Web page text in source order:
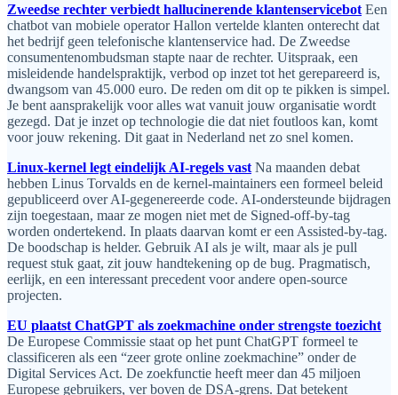
Zweedse rechter verbiedt hallucinerende klantenservicebot Een
chatbot van mobiele operator Hallon vertelde klanten onterecht dat
het bedrijf geen telefonische klantenservice had. De Zweedse
consumentenombudsman stapte naar de rechter. Uitspraak, een
misleidende handelspraktijk, verbod op inzet tot het gerepareerd is,
dwangsom van 45.000 euro. De reden om dit op te pikken is simpel.
Je bent aansprakelijk voor alles wat vanuit jouw organisatie wordt
gezegd. Dat je inzet op technologie die dat niet foutloos kan, komt
voor jouw rekening. Dit gaat in Nederland net zo snel komen.
Linux-kernel legt eindelijk AI-regels vast Na maanden debat
hebben Linus Torvalds en de kernel-maintainers een formeel beleid
gepubliceerd over AI-gegenereerde code. AI-ondersteunde bijdragen
zijn toegestaan, maar ze mogen niet met de Signed-off-by-tag
worden ondertekend. In plaats daarvan komt er een Assisted-by-tag.
De boodschap is helder. Gebruik AI als je wilt, maar als je pull
request stuk gaat, zit jouw handtekening op de bug. Pragmatisch,
eerlijk, en een interessant precedent voor andere open-source
projecten.
EU plaatst ChatGPT als zoekmachine onder strengste toezicht
De Europese Commissie staat op het punt ChatGPT formeel te
classificeren als een “zeer grote online zoekmachine” onder de
Digital Services Act. De zoekfunctie heeft meer dan 45 miljoen
Europese gebruikers, ver boven de DSA-grens. Dat betekent